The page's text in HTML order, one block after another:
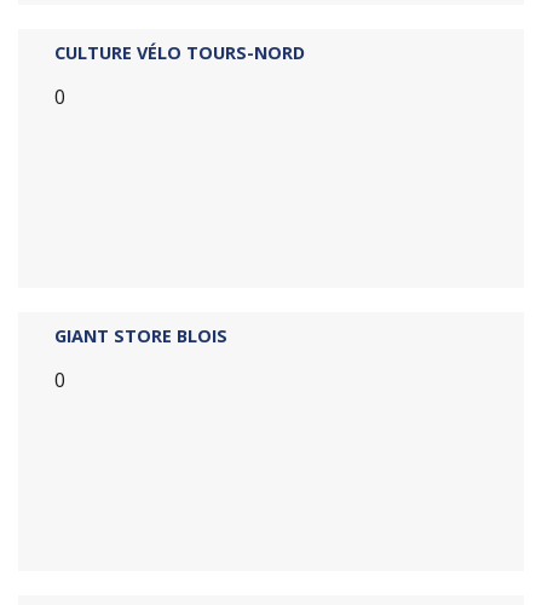
CULTURE VÉLO TOURS-NORD
0
GIANT STORE BLOIS
0